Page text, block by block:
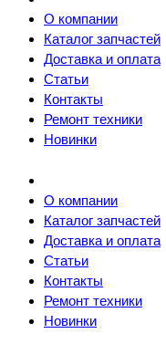
О компании
Каталог запчастей
Доставка и оплата
Статьи
Контакты
Ремонт техники
Новинки
О компании
Каталог запчастей
Доставка и оплата
Статьи
Контакты
Ремонт техники
Новинки